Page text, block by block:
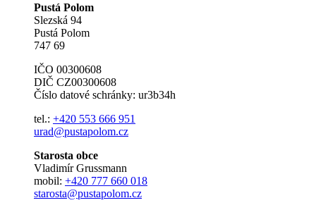
Pustá Polom
Slezská 94
Pustá Polom
747 69
IČO 00300608
DIČ CZ00300608
Číslo datové schránky: ur3b34h
tel.: +420 553 666 951
urad@pustapolom.cz
Starosta obce
Vladimír Grussmann
mobil: +420 777 660 018
starosta@pustapolom.cz